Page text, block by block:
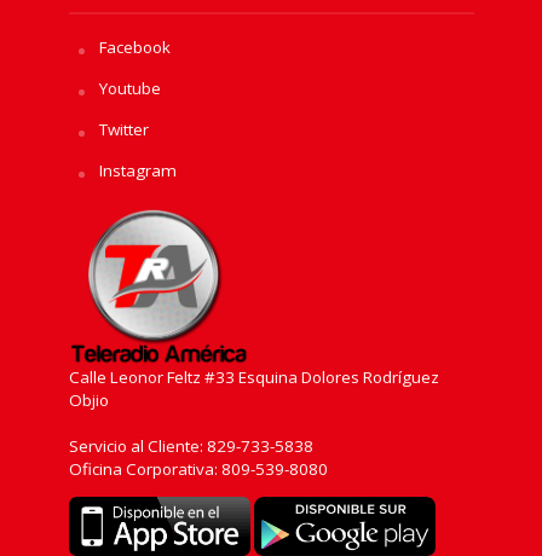
Facebook
Youtube
Twitter
Instagram
Calle Leonor Feltz #33 Esquina Dolores Rodríguez
Objio
Servicio al Cliente: 829-733-5838
Oficina Corporativa: 809-539-8080